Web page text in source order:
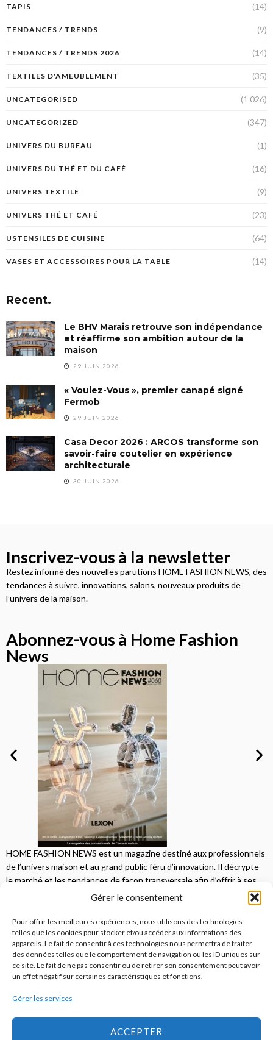
Gérer le consentement
Pour offrir les meilleures expériences, nous utilisons des technologies
telles que les cookies pour stocker et/ou accéder aux informations des
appareils. Le fait de consentir à ces technologies nous permettra de traiter
des données telles que le comportement de navigation ou les ID uniques sur
ce site. Le fait de ne pas consentir ou de retirer son consentement peut avoir
un effet négatif sur certaines caractéristiques et fonctions.
Gérer les services
ACCEPTER
TAPIS (14)
TENDANCES / TRENDS (9)
TENDANCES / TRENDS 2026 (14)
TEXTILES D'AMEUBLEMENT (35)
UNCATEGORISED (1 026)
UNCATEGORIZED (347)
UNIVERS DU BUREAU (1)
UNIVERS DU THÉ ET DU CAFÉ (16)
UNIVERS TEXTILE (9)
UNIVERS THÉ ET CAFÉ (23)
USTENSILES DE CUISINE (64)
VASES ET ACCESSOIRES POUR LA TABLE (14)
Recent.
Le BHV Marais retrouve son indépendance
et réaffirme son ambition autour de la
maison
29 JUIN 2026
« Voulez-Vous », premier canapé signé
Fermob
29 JUIN 2026
Casa Decor 2026 : ARCOS transforme son
savoir-faire coutelier en expérience
architecturale
30 JUIN 2026
Inscrivez-vous à la newsletter
Restez informé des nouvelles parutions HOME FASHION NEWS, des
tendances à suivre, innovations, salons, nouveaux produits de
l’univers de la maison.
Abonnez-vous à Home Fashion
News
HOME FASHION NEWS est un magazine destiné aux professionnels
de l’univers maison et au grand public féru d’innovation. Il décrypte
le marché et les tendances de façon transversale afin d’offrir à ses
lecteurs une vision complète.
JE M'ABONNE
© 2026Home Fashion News